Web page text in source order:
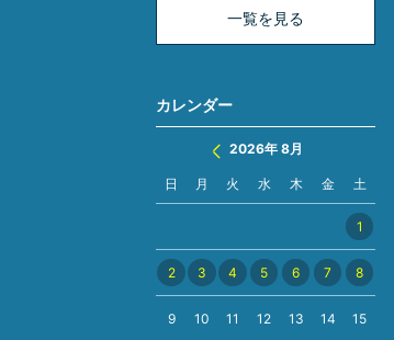
一覧を見る
カレンダー
2026年 8月
日 月 火 水 木 金 土
1
2 3 4 5 6 7 8
9 10 11 12 13 14 15